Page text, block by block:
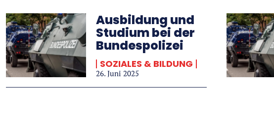
Ausbildung und
Studium bei der
Bundespolizei
SOZIALES & BILDUNG
26. Juni 2025